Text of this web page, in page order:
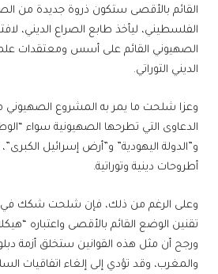
القائم بالأقصى ستكون ذروة جديدة من
الفلسطيني، ليأخذ طابع الصراع الديني،
الصهيوني القائم على أسس ومعتقدات
الديني التوراتي.
وعزا شلحت ما يمر به المشروع الصهيوني
الدعاوى التي تطرحها الصهيونية سواء
و”الدولة اليهودية” و”أرض إسرائيل
أطروحات دينية وتوراتية.
وعلى الرغم من ذلك، فإن شلحت شكك في
تقنين الوضع القائم بالأقصى واعتباره
ورجح أن مثل هذه القوانين ستخلق أزمة
والمغرب، وقد تؤدي إلى إلغاء اتفاقيات